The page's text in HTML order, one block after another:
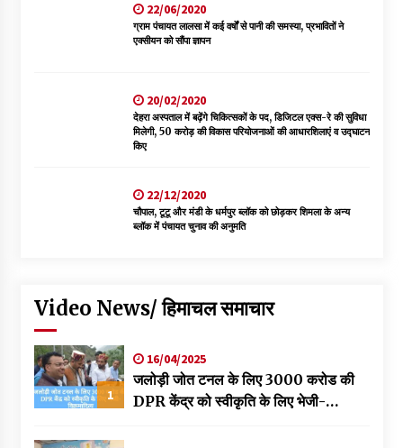
22/06/2020
ग्राम पंचायत लालसा में कई वर्षों से पानी की समस्या, प्रभावितों ने
एक्सीयन को सौंपा ज्ञापन
20/02/2020
देहरा अस्पताल में बढ़ेंगे चिकित्सकों के पद, डिजिटल एक्स-रे की सुविधा
मिलेगी, 50 करोड़ की विकास परियोजनाओं की आधारशिलाएं व उद्घाटन
किए
22/12/2020
चौपाल, टूटू और मंडी के धर्मपुर ब्लॉक को छोड़कर शिमला के अन्य
ब्लॉक में पंचायत चुनाव की अनुमति
Video News/ हिमाचल समाचार
1
16/04/2025
जलोड़ी जोत टनल के लिए 3000 करोड की
DPR केंद्र को स्वीकृति के लिए भेजी-